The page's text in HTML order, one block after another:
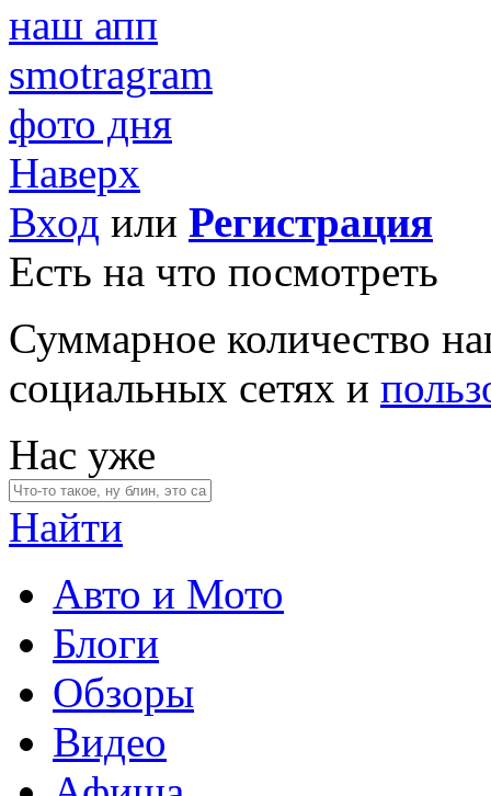
наш апп
smotragram
фото дня
Наверх
Вход или Регистрация
Есть на что посмотреть
Суммарное количество
социальных сетях и
Нас уже
Найти
Авто и Мото
Блоги
Обзоры
Видео